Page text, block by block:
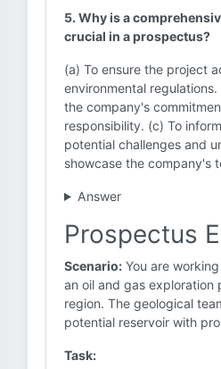
5. Why is a
crucial in a prospectus?
(a) To ensure the project
environmental
the company's
responsibility. (c) To
potential challenges and
showcase the company's
Answer
Prospectus
Scenario: You are
an oil and gas exploration
region. The geological
potential reservoir with
Task: